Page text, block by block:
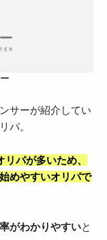
サーが紹介してい
パ。
リパが多いため、
めやすいオリパで
がわかりやすいと